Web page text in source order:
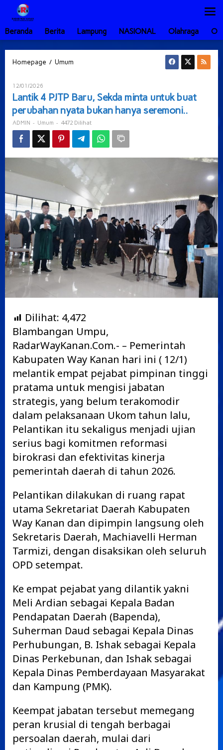
Lewati
konten
Beranda
Berita Lampung NASIONAL Olahraga
Homepage / Umum
Sekda
minta
buat
perubahan
nyata
bukan
hanya
seremoni..
12/01/2026
ADMIN
Lantik 4 PJTP Baru, Sekda minta untuk buat
perubahan nyata bukan hanya seremoni..
ADMIN - Umum - 4472 Dilihat
Dilihat: 4,472
Blambangan Umpu,
RadarWayKanan.Com.- – Pemerintah
Kabupaten Way Kanan hari ini ( 12/1)
melantik empat pejabat pimpinan tinggi
pratama untuk mengisi jabatan
strategis, yang belum terakomodir
dalam pelaksanaan Ukom tahun lalu,
Pelantikan itu sekaligus menjadi ujian
serius bagi komitmen reformasi
birokrasi dan efektivitas kinerja
pemerintah daerah di tahun 2026.
Pelantikan dilakukan di ruang rapat
utama Sekretariat Daerah Kabupaten
Way Kanan dan dipimpin langsung oleh
Sekretaris Daerah, Machiavelli Herman
Tarmizi, dengan disaksikan oleh seluruh
OPD setempat.
Ke empat pejabat yang dilantik yakni
Meli Ardian sebagai Kepala Badan
Pendapatan Daerah (Bapenda),
Suherman Daud sebagai Kepala Dinas
Perhubungan, B. Ishak sebagai Kepala
Dinas Perkebunan, dan Ishak sebagai
Kepala Dinas Pemberdayaan Masyarakat
dan Kampung (PMK).
Keempat jabatan tersebut memegang
peran krusial di tengah berbagai
persoalan daerah, mulai dari